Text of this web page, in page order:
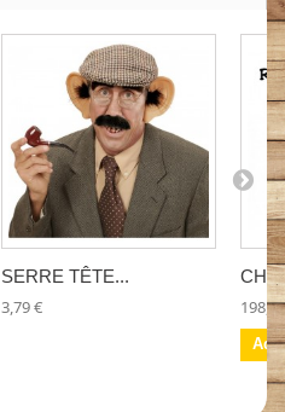
SERRE TÊTE...
3,79 €